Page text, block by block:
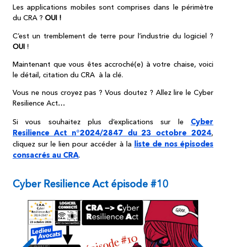
Les applications mobiles sont comprises dans le périmètre
du CRA ? OUI !
C’est un tremblement de terre pour l’industrie du logiciel ?
OUI !
Maintenant que vous êtes accroché(e) à votre chaise, voici
le détail, citation du CRA à la clé.
Vous ne nous croyez pas ? Vous doutez ? Allez lire le Cyber
Resilience Act…
Si vous souhaitez plus d’explications sur le Cyber
Resilience Act n°2024/2847 du 23 octobre 2024,
cliquez sur le lien pour accéder à la liste de nos épisodes
consacrés au CRA.
Cyber Resilience Act épisode #10